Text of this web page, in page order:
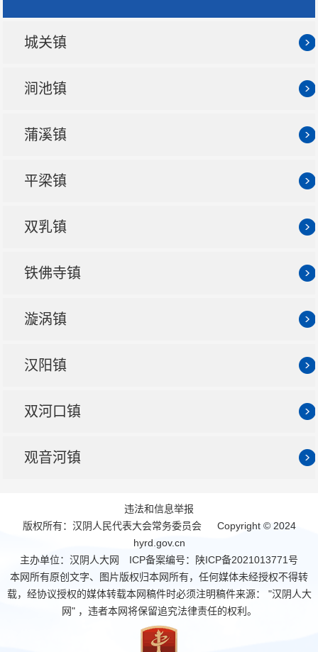
城关镇
涧池镇
蒲溪镇
平梁镇
双乳镇
铁佛寺镇
漩涡镇
汉阳镇
双河口镇
观音河镇
违法和信息举报
版权所有：汉阴人民代表大会常务委员会 Copyright © 2024
hyrd.gov.cn
主办单位：汉阴人大网 ICP备案编号：
陕ICP备2021013771号
本网所有原创文字、图片版权归本网所有，任何媒体未经授权不得转
载，经协议授权的媒体转载本网稿件时必须注明稿件来源： "汉阴人大
网" ，违者本网将保留追究法律责任的权利。